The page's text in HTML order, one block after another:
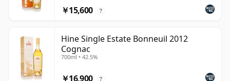
￥15,600 ?
Hine Single Estate Bonneuil 2012
Cognac
700ml • 42.5%
￥16,900 ?